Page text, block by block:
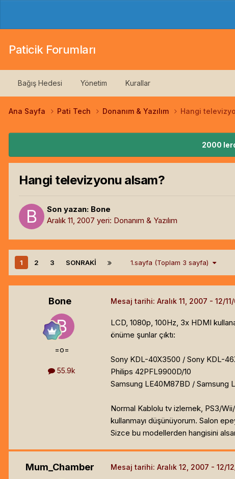
Paticik Forumları
Bağış Hedesi Yönetim Kurallar
Ana Sayfa Pati Tech Donanım & Yazılım Hangi
2000
Hangi televizyonu alsam?
Son yazan: Bone
Aralık 11, 2007 yeri: Donanım & Yazılım
1 2 3 SONRAKI 1.sayfa (Toplam 3 sayfa)
Bone
=o=
55.9k
Mesaj tarihi: Aralık 11, 2007
LCD, 1080p, 100Hz, 3x HDMI
önüme şunlar çıktı:
Sony KDL-40X3500 / Sony KDL-
Philips 42PFL9900D/10
Samsung LE40M87BD / Samsung
Normal Kablolu tv izlemek, PS3/
kullanmayı düşünüyorum. Salon
Sizce bu modellerden hangisini
Mum_Chamber Mesaj tarihi: Aralık 12, 2007